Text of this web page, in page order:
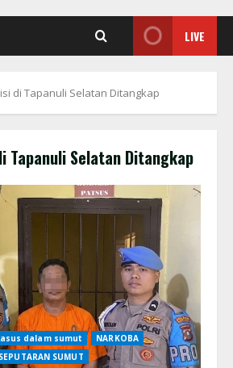
LIVE
di Tapanuli Selatan Ditangkap
Tapanuli Selatan Ditangkap
dalam sumut
NARKOBA
SEPUTARAN SUMUT